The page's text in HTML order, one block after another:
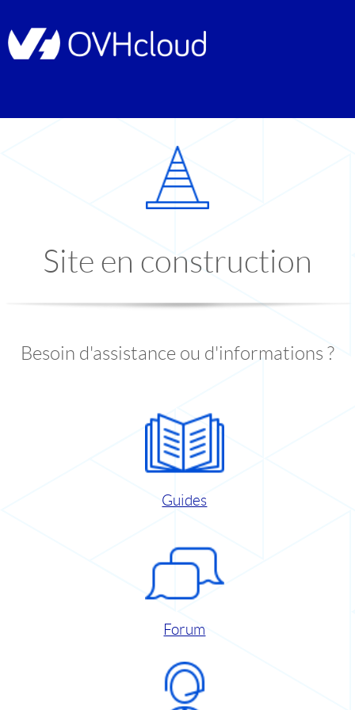
Site en construction
Besoin d'assistance ou d'informations ?
Guides
Forum